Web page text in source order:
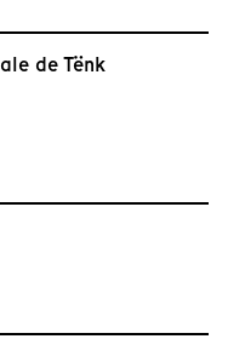
de Tënk